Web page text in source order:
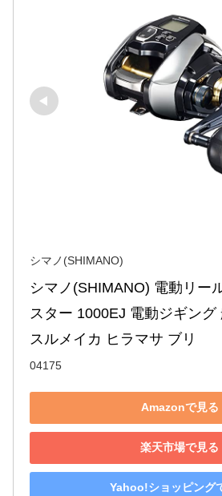
シマノ(SHIMANO)
シマノ(SHIMANO) 電動リー
スター 1000EJ 電動ジギング
スルメイカ ヒラマサ ブリ
04175
Amazonで見る
楽天市場で見る
Yahoo!ショッピング